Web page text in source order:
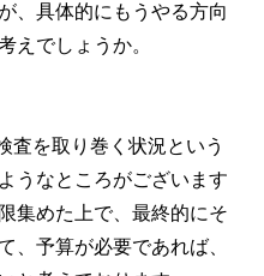
、具体的にもうやる方向
えでしょうか。
査を取り巻く状況という
うなところがございます
集めた上で、最終的にそ
、予算が必要であれば、